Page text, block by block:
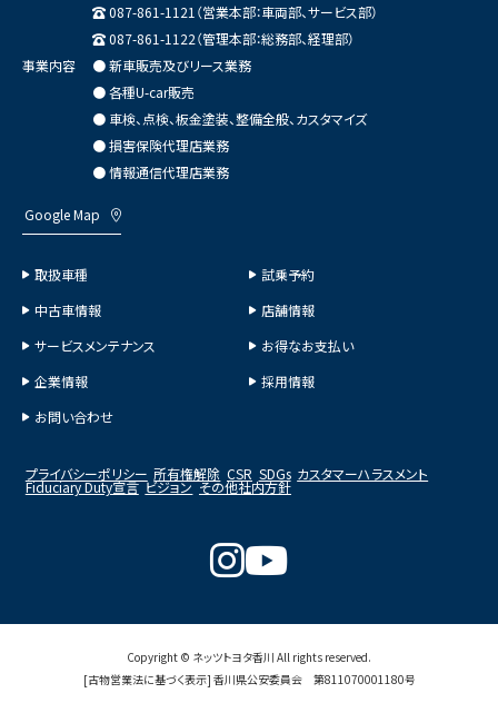
087-861-1121（営業本部：車両部、サービス部）
087-861-1122（管理本部：総務部、経理部）
事業内容
● 新車販売及びリース業務
● 各種U-car販売
● 車検、点検、板金塗装、整備全般、カスタマイズ
● 損害保険代理店業務
● 情報通信代理店業務
Google Map
取扱車種
試乗予約
中古車情報
店舗情報
サービスメンテナンス
お得なお支払い
企業情報
採用情報
お問い合わせ
プライバシーポリシー 所有権解除 CSR SDGs カスタマーハラスメント
Fiduciary Duty宣言 ビジョン その他社内方針
Copyright © ネッツトヨタ香川 All rights reserved.
[古物営業法に基づく表示] 香川県公安委員会 第811070001180号